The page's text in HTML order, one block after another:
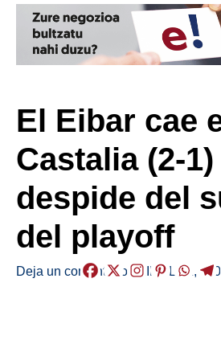
El Eibar cae
Castalia (2-
despide del
del playoff
Deja un comentario /KIROLAK , /